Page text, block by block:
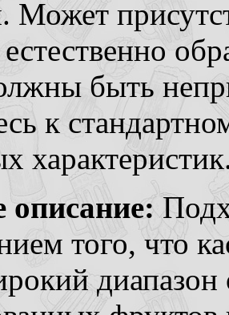
Может
быть
к
описание:
того, что
диапазон